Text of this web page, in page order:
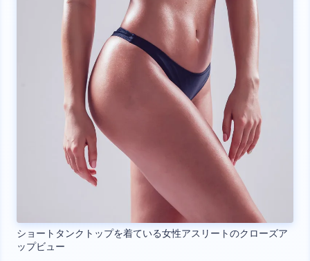
ショートタンクトップを着ている女性アスリートのクローズア
ップビュー